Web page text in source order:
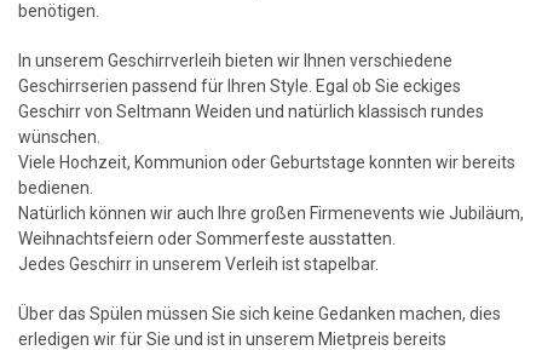
benötigen.
In unserem Geschirrverleih bieten wir Ihnen verschiedene
Geschirrserien passend für Ihren Style. Egal ob Sie eckiges
Geschirr von Seltmann Weiden und natürlich klassisch rundes
wünschen.
Viele Hochzeit, Kommunion oder Geburtstage konnten wir bereits
bedienen.
Natürlich können wir auch Ihre großen Firmenevents wie Jubiläum,
Weihnachtsfeiern oder Sommerfeste ausstatten.
Jedes Geschirr in unserem Verleih ist stapelbar.
Über das Spülen müssen Sie sich keine Gedanken machen, dies
erledigen wir für Sie und ist in unserem Mietpreis bereits